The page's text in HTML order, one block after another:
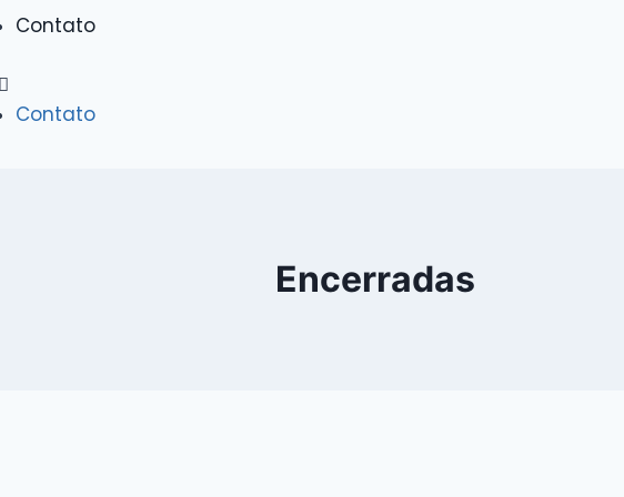
Contato
Contato
Encerradas